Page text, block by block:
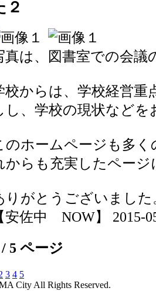
２
真は、図書室での会議
校からは、学校経営重
し、学校の現状など
のホームページも多
からも充実したペー
りがとうございました
安佐中 NOW】 2015-
/ 5 ページ
3 4 5
City All Rights Reserved.